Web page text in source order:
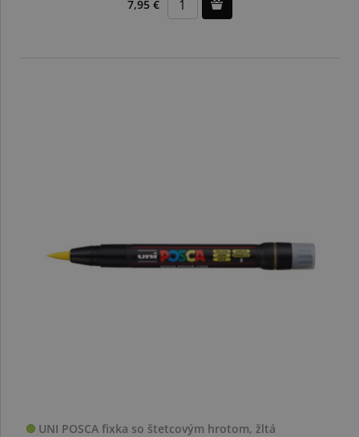
7,95 €
UNI POSCA fixka so štetcovým hrotom, žltá